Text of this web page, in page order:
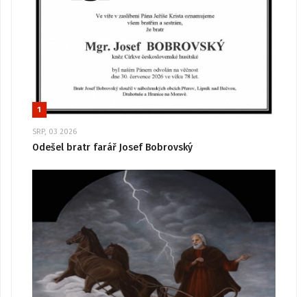
1
SRP, 03 2026
Odešel bratr farář Josef Bobrovský